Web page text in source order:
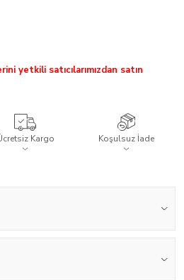
yetkili satıcılarımızdan satın
Kargo Koşulsuz İade